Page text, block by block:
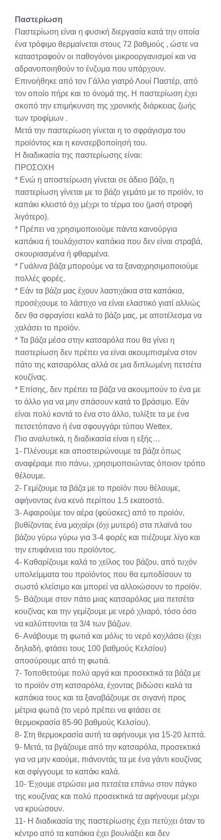
Παστερίωση
Παστερίωση είναι η φυσική διεργασία κατά την οποία
ένα τρόφιμο θερμαίνεται στους 72 βαθμούς , ώστε να
καταστραφούν οι παθογόνοι μικροοργανισμοί και να
αδρανοποιηθούν το ένζυμα που υπάρχουν.
Επινοήθηκε από τον Γάλλο γιατρό Λουί Παστέρ, από
τον οποίο πήρε και το όνομά της. Η παστερίωση έχει
σκοπό την επιμήκυνση της χρονικής διάρκειας ζωής
των τροφίμων .
Μετά την παστερίωση γίνεται η το σφράγισμα του
προϊόντος και η κονσερβοποίησή του.
Η διαδικασία της παστερίωσης είναι:
ΠΡΟΣΟΧΗ
* Ενώ η αποστείρωση γίνεται σε άδειο βάζο, η
παστερίωση γίνεται με το βάζο γεμάτο με το προϊόν, το
καπάκι κλειστό όχι μέχρι το τέρμα του (μισή στροφή
λιγότερο).
* Πρέπει να χρησιμοποιούμε πάντα καινούργια
καπάκια ή τουλάχιστον καπάκια που δεν είναι στραβά,
σκουριασμένα ή φθαρμένα.
* Γυάλινα βάζα μπορούμε να τα ξαναχρησιμοποιούμε
πολλές φορές.
* Εάν τα βάζα μας έχουν λαστιχάκια στα καπάκια,
προσέχουμε το λάστιχο να είναι ελαστικό γιατί αλλιώς
δεν θα σφραγίσει καλά το βάζο μας, με αποτέλεσμα να
χαλάσει το προϊόν.
* Τα βάζα μέσα στην κατσαρόλα που θα γίνει η
παστερίωση δεν πρέπει να είναι ακουμπισμένα στον
πάτο της κατσαρόλας αλλά σε μια διπλωμένη πετσέτα
κουζίνας.
* Επίσης, δεν πρέπει τα βάζα να ακουμπούν το ένα με
το άλλο για να μην σπάσουν κατά το βράσιμο. Εάν
είναι πολύ κοντά το ένα στο άλλο, τυλίξτε τα με ένα
πετσετόπανο ή ένα σφουγγάρι τύπου Wettex.
Πιο αναλυτικά, η διαδικασία είναι η εξής…
1- Πλένουμε και αποστειρώνουμε τα βάζα όπως
αναφέραμε πιο πάνω, χρησιμοποιώντας όποιον τρόπο
θέλουμε.
2- Γεμίζουμε τα βάζα με το προϊόν που θέλουμε,
αφήνοντας ένα κενό περίπου 1.5 εκατοστό.
3- Αφαιρούμε τον αέρα (φούσκες) από το προϊόν,
βυθίζοντας ένα μαχαίρι (όχι μυτερό) στα πλαϊνά του
βάζου γύρω γύρω για 3-4 φορές και πιέζουμε λίγο και
την επιφάνεια του προϊόντος.
4- Καθαρίζουμε καλά το χείλος του βάζου, από τυχόν
υπολείμματα του προϊόντος που θα εμποδίσουν το
σωστό κλείσιμο και μπορεί να αλλοιώσουν το προϊόν.
5- Βάζουμε στον πάτο μιας κατσαρόλας μια πετσέτα
κουζίνας και την γεμίζουμε με νερό χλιαρό, τόσο όσο
να καλύπτονται τα 3/4 των βάζων.
6- Ανάβουμε τη φωτιά και μόλις το νερό κοχλάσει (έχει
δηλαδή, φτάσει τους 100 βαθμούς Κελσίου)
αποσύρουμε από τη φωτιά.
7- Τοποθετούμε πολύ αργά και προσεκτικά τα βάζα με
το προϊόν στη κατσαρόλα, έχοντας βιδώσει καλά τα
καπάκια τους και τα ξαναβάζουμε σε σιγανή προς
μέτρια φωτιά (το νερό πρέπει να φτάσει σε
θερμοκρασία 85-90 βαθμούς Κελσίου).
8- Στη θερμοκρασία αυτή τα αφήνουμε για 15-20 λεπτά.
9- Μετά, τα βγάζουμε από την κατσαρόλα, προσεκτικά
για να μην καούμε, πιάνοντάς τα με ένα γάντι κουζίνας
και σφίγγουμε το καπάκι καλά.
10- Έχουμε στρώσει μια πετσέτα επάνω στον πάγκο
της κουζίνας και πολύ προσεκτικά τα αφήνουμε μέχρι
να κρυώσουν.
11- Η διαδικασία της παστερίωσης έχει πετύχει όταν το
κέντρο από τα καπάκια έχει βουλιάξει και δεν